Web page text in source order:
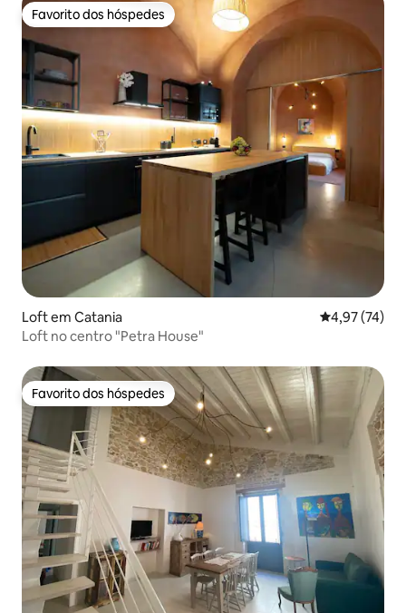
Favorito dos hóspedes
Favorito dos hóspedes
Loft em Catania Classificação
4,97 (74)
Loft no centro "Petra House"
Favorito dos hóspedes
Favorito dos hóspedes